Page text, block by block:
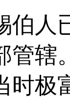
伯人
管辖
时极